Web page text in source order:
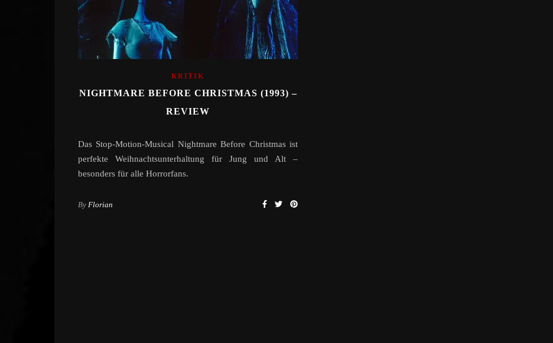
KRITIK
NIGHTMARE BEFORE CHRISTMAS (1993) –
REVIEW
Das Stop-Motion-Musical Nightmare Before Christmas ist
perfekte Weihnachtsunterhaltung für Jung und Alt –
besonders für alle Horrorfans.
By Florian